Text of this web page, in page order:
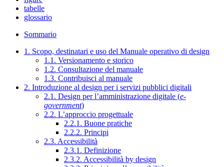
tabelle
glossario
Sommario
1. Scopo, destinatari e uso del Manuale operativo di design
1.1. Versionamento e storico
1.2. Consultazione del manuale
1.3. Contribuisci al manuale
2. Introduzione al design per i servizi pubblici digitali
2.1. Design per l’amministrazione digitale (e-
government)
2.2. L’approccio progettuale
2.2.1. Buone pratiche
2.2.2. Principi
2.3. Accessibilità
2.3.1. Definizione
2.3.2. Accessibilità by design